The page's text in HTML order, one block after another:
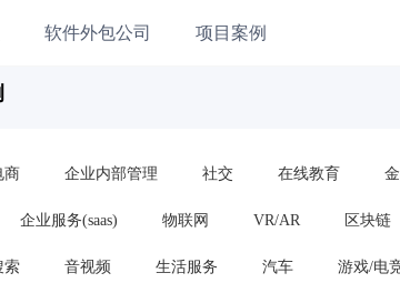
软件外包公司 项目案例
商 企业内部管理 社交 在线教育
企业服务(saas) 物联网 VR/AR 区块链
索 音视频 生活服务 汽车 游戏/电